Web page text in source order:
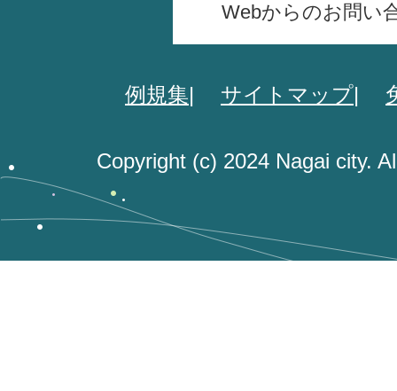
Webからのお問い
例規集 サイトマップ
Copyright (c) 2024 Nagai city.